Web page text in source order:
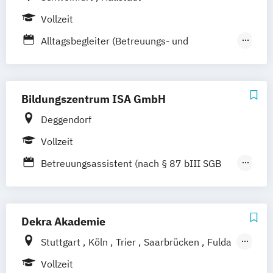
Vollzeit
Alltagsbegleiter (Betreuungs- und
Bildungszentrum ISA GmbH
Deggendorf
Vollzeit
Betreuungsassistent (nach § 87 bIII SGB
und Betreuung
Pflegehelfer für den stationär- und
ambulanten Bereich
Dekra Akademie
Stuttgart Köln Trier Saarbrücken
Fulda
Hannover
Vollzeit